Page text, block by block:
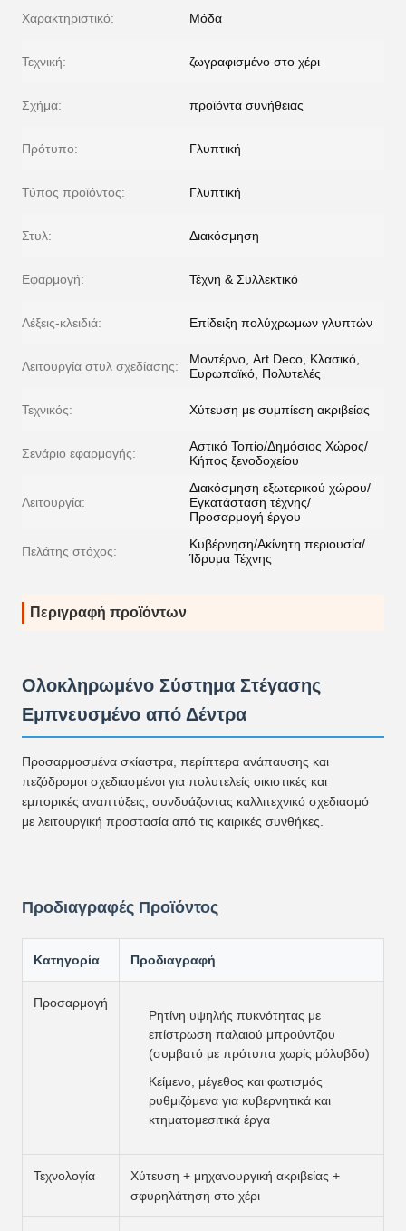
Χαρακτηριστικό: Μόδα
Τεχνική: ζωγραφισμένο στο χέρι
Σχήμα: προϊόντα συνήθειας
Πρότυπο: Γλυπτική
Τύπος προϊόντος: Γλυπτική
Στυλ: Διακόσμηση
Εφαρμογή: Τέχνη & Συλλεκτικό
Λέξεις-κλειδιά: Επίδειξη πολύχρωμων γλυπτών
Λειτουργία στυλ σχεδίασης:
Μοντέρνο, Art Deco, Κλασικό,
Ευρωπαϊκό, Πολυτελές
Τεχνικός: Χύτευση με συμπίεση ακριβείας
Σενάριο εφαρμογής:
Αστικό Τοπίο/Δημόσιος Χώρος/
Κήπος ξενοδοχείου
Λειτουργία:
Διακόσμηση εξωτερικού χώρου/
Εγκατάσταση τέχνης/
Προσαρμογή έργου
Πελάτης στόχος:
Κυβέρνηση/Ακίνητη περιουσία/
Ίδρυμα Τέχνης
Περιγραφή προϊόντων
Ολοκληρωμένο Σύστημα Στέγασης
Εμπνευσμένο από Δέντρα
Προσαρμοσμένα σκίαστρα, περίπτερα ανάπαυσης και
πεζόδρομοι σχεδιασμένοι για πολυτελείς οικιστικές και
εμπορικές αναπτύξεις, συνδυάζοντας καλλιτεχνικό σχεδιασμό
με λειτουργική προστασία από τις καιρικές συνθήκες.
Προδιαγραφές Προϊόντος
Κατηγορία Προδιαγραφή
Προσαρμογή
Ρητίνη υψηλής πυκνότητας με
επίστρωση παλαιού μπρούντζου
(συμβατό με πρότυπα χωρίς μόλυβδο)
Κείμενο, μέγεθος και φωτισμός
ρυθμιζόμενα για κυβερνητικά και
κτηματομεσιτικά έργα
Τεχνολογία
Χύτευση + μηχανουργική ακριβείας +
σφυρηλάτηση στο χέρι